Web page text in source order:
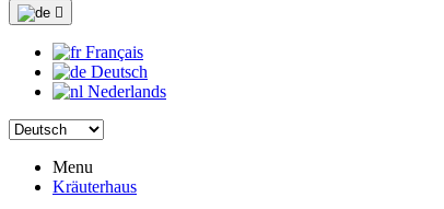

Français
Deutsch
Nederlands
Menu
Kräuterhaus